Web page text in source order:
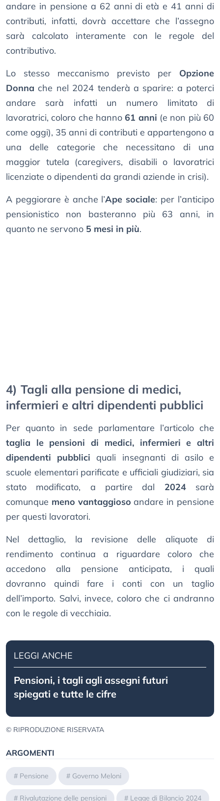
andare in pensione a 62 anni di età e 41 anni di
contributi, infatti, dovrà accettare che l’assegno
sarà calcolato interamente con le regole del
contributivo.
Lo stesso meccanismo previsto per Opzione
Donna che nel 2024 tenderà a sparire: a poterci
andare sarà infatti un numero limitato di
lavoratrici, coloro che hanno61 anni (e non più 60
come oggi), 35 anni di contributi e appartengono a
una delle categorie che necessitano di una
maggior tutela (caregivers, disabili o lavoratrici
licenziate o dipendenti da grandi aziende in crisi).
A peggiorare è anche l’Ape sociale: per l’anticipo
pensionistico non basteranno più 63 anni, in
quanto ne servono 5 mesi in più.
4) Tagli alla pensione di medici,
infermieri e altri dipendenti pubblici
Per quanto in sede parlamentare l’articolo che
taglia le pensioni di medici, infermieri e altri
dipendenti pubblici quali insegnanti di asilo e
scuole elementari parificate e ufficiali giudiziari, sia
stato modificato, a partire dal 2024sarà
comunque meno vantaggioso andare in pensione
per questi lavoratori.
Nel dettaglio, la revisione delle aliquote di
rendimento continua a riguardare coloro che
accedono alla pensione anticipata, i quali
dovranno quindi fare i conti con un taglio
dell’importo. Salvi, invece, coloro che ci andranno
con le regole di vecchiaia.
LEGGI ANCHE
Pensioni, i tagli agli assegni futuri
spiegati e tutte le cifre
© RIPRODUZIONE RISERVATA
ARGOMENTI
# Pensione # Governo Meloni
# Rivalutazione delle pensioni # Legge di Bilancio 2024